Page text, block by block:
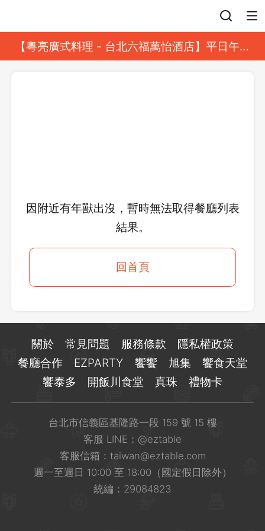
【粵亮廣式料理 - 台北六福萬怡酒店】平日午餐
8 折起｜靓港點套餐
因附近有年獸出沒，暫時無法取得餐廳列表
結果。
回首頁
登出
關於 常見問題 服務條款
隱私權政策
餐廳合作
EZPARTY 饗饗 旭集
饗食天堂
饗泰多
開飯川食堂 真珠 禮物卡
台北市信義區基隆路一段 159 號 15 樓
客服 LINE： @eztable
客服信箱： taiwan@eztable.com
週一至週日 10:00 至 18:00（國定假日除外）
統編：29084823